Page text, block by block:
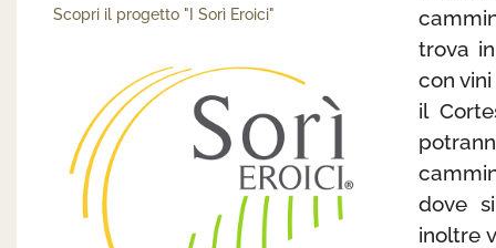
Scopri il progetto "I Sorì Eroici"
trova
con
il
dove
inoltre